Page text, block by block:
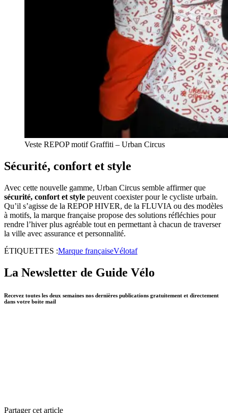
Veste REPOP motif Graffiti – Urban Circus
Sécurité, confort et style
Avec cette nouvelle gamme, Urban Circus semble affirmer que
sécurité, confort et style peuvent coexister pour le cycliste urbain.
Qu’il s’agisse de la REPOP HIVER, de la FLUVIA ou des modèles
à motifs, la marque française propose des solutions réfléchies pour
rendre l’hiver plus agréable tout en permettant à chacun de traverser
la ville avec assurance et personnalité.
ÉTIQUETTES :Marque françaiseVélotaf
La Newsletter de Guide Vélo
Recevez toutes les deux semaines nos dernières publications gratuitement et directement
dans votre boite mail
Partager cet article